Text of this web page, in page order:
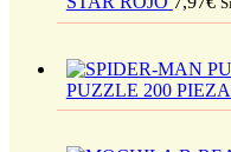
PUZZLE 200